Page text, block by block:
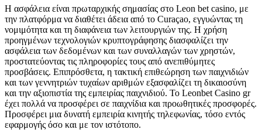
Η ασφάλεια είναι πρωταρχικής σημασίας στο Leon bet casino, με
την πλατφόρμα να διαθέτει άδεια από το Curaçao, εγγυώντας τη
νομιμότητα και τη διαφάνεια των λειτουργιών της. Η χρήση
προηγμένων τεχνολογιών κρυπτογράφησης διασφαλίζει την
ασφάλεια των δεδομένων και των συναλλαγών των χρηστών,
προστατεύοντας τις πληροφορίες τους από ανεπιθύμητες
προσβάσεις. Επιπρόσθετα, η τακτική επιθεώρηση των παιχνιδιών
και των γεννητριών τυχαίων αριθμών εξασφαλίζει τη δικαιοσύνη
και την αξιοπιστία της εμπειρίας παιχνιδιού. Το Leonbet Casino gr
έχει πολλά να προσφέρει σε παιχνίδια και προωθητικές προσφορές.
Προσφέρει μια δυνατή εμπειρία κινητής τηλεφωνίας, τόσο εντός
εφαρμογής όσο και με τον ιστότοπο.